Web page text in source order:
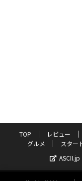
TOP レビュー
グルメ
スター
ASCII.jp